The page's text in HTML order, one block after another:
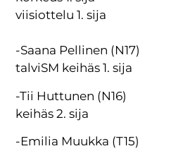
viisiottelu 1. sija
-Saana Pellinen (N17)
talviSM keihäs 1. sija
-Tii Huttunen (N16)
keihäs 2. sija
-Emilia Muukka (T15)